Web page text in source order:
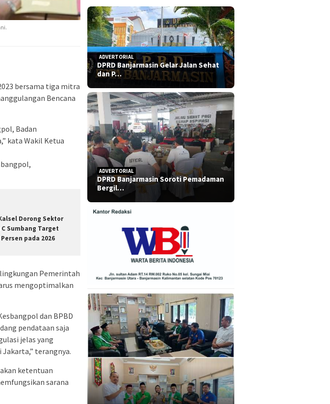
bersama tiga mitra
Bencana
Badan
kata Wakil Ketua
Dorong Sektor
Sumbang Target
Persen pada 2026
Pemerintah
mengoptimalkan
dan BPBD
pendataan saja
jelas yang
terangnya.
ketentuan
sarana
ADVERTORIAL
DPRD Banjarmasin Gelar Jalan Sehat
dan P…
ADVERTORIAL
DPRD Banjarmasin Soroti Pemadaman
Bergil…